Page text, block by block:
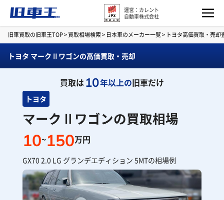
運営：カレント
自動車株式会社
旧車買取の旧車王TOP>買取相場検索> 日本車のメーカー一覧> トヨタ高価買取・売却
トヨタ マークⅡワゴンの高価買取・売却
買取は10年以上の旧車だけ
トヨタ
マークⅡワゴンの買取相場
10~150万円
GX70 2.0 LG グランデエディション 5MTの相場例